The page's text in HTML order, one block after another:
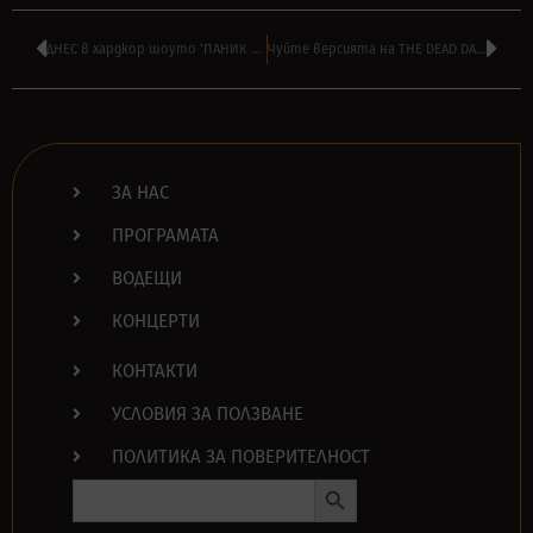
ДНЕС в хардкор шоуто ‘ПАНИК АТАК’ на АЛЕКСАНДЪР БОЯДЖИЕВ от 16:00 Чуйте версията на THE DEAD DAISIES на ‘Burn’ на DEEP PURPLE
ЗА НАС
ПРОГРАМАТА
ВОДЕЩИ
КОНЦЕРТИ
КОНТАКТИ
УСЛОВИЯ ЗА ПОЛЗВАНЕ
ПОЛИТИКА ЗА ПОВЕРИТЕЛНОСТ
Search Button